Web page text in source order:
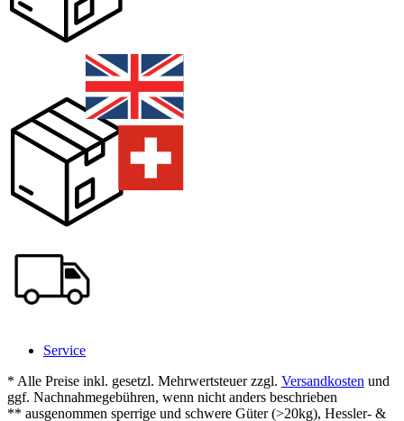
Service
* Alle Preise inkl. gesetzl. Mehrwertsteuer zzgl. Versandkosten und
ggf. Nachnahmegebühren, wenn nicht anders beschrieben
** ausgenommen sperrige und schwere Güter (>20kg), Hessler- &